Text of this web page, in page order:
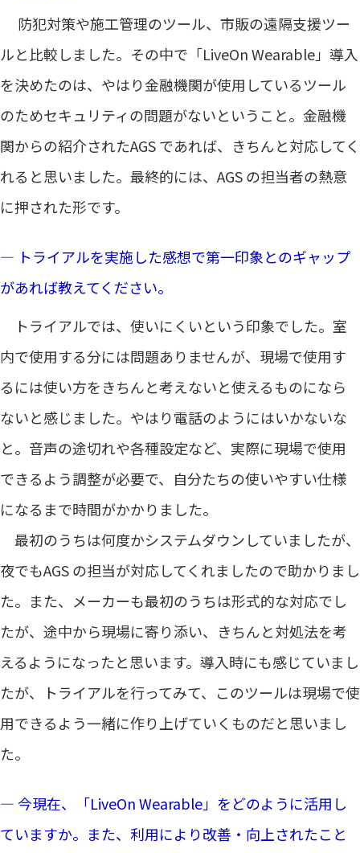
防犯対策や施工管理のツール、市販の遠隔支援ツー
ルと比較しました。その中で「LiveOn Wearable」導入
を決めたのは、やはり金融機関が使用しているツール
のためセキュリティの問題がないということ。金融機
関からの紹介されたAGS であれば、きちんと対応してく
れると思いました。最終的には、AGS の担当者の熱意
に押された形です。
― トライアルを実施した感想で第一印象とのギャップ
があれば教えてください。
トライアルでは、使いにくいという印象でした。室
内で使用する分には問題ありませんが、現場で使用す
るには使い方をきちんと考えないと使えるものになら
ないと感じました。やはり電話のようにはいかないな
と。音声の途切れや各種設定など、実際に現場で使用
できるよう調整が必要で、自分たちの使いやすい仕様
になるまで時間がかかりました。
最初のうちは何度かシステムダウンしていましたが、
夜でもAGS の担当が対応してくれましたので助かりまし
た。また、メーカーも最初のうちは形式的な対応でし
たが、途中から現場に寄り添い、きちんと対処法を考
えるようになったと思います。導入時にも感じていまし
たが、トライアルを行ってみて、このツールは現場で使
用できるよう一緒に作り上げていくものだと思いまし
た。
― 今現在、「LiveOn Wearable」をどのように活用し
ていますか。また、利用により改善・向上されたこと